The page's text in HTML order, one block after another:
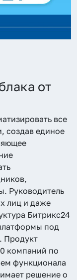
от
все
создав единое
Руководитель
лиц и даже
Битрикс24
под
Продукт
компаний по
функционала
решение о